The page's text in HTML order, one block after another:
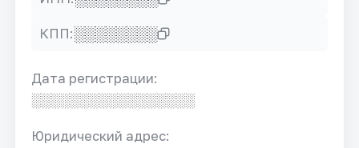
КПП:░░░░░░░░
Дата регистрации:
░░░░░░░░░░░░░░░░░
Юридический адрес: